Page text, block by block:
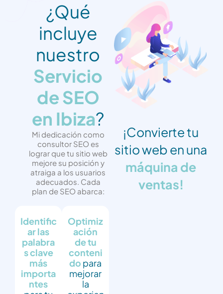
¿Qué
incluye
nuestro
Servicio
de SEO
en Ibiza?
Mi dedicación como
consultor SEO es
lograr que tu sitio web
mejore su posición y
atraiga a los usuarios
adecuados. Cada
plan de SEO abarca:
Identific
ar las
palabra
s clave
más
importa
ntes
Optimiz
ación
de tu
conteni
do para
mejorar
la
¡Convierte tu
sitio web en una
máquina de
ventas!